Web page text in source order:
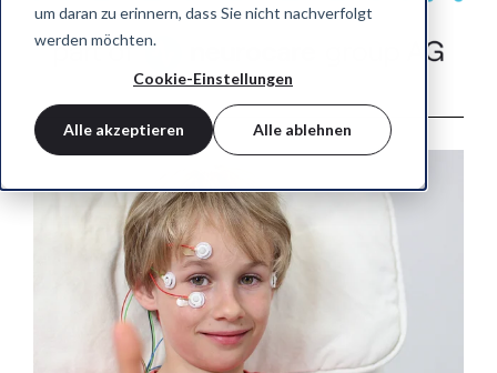
um daran zu erinnern, dass Sie nicht nachverfolgt
werden möchten.
Cookie-Einstellungen
Alle akzeptieren Alle ablehnen